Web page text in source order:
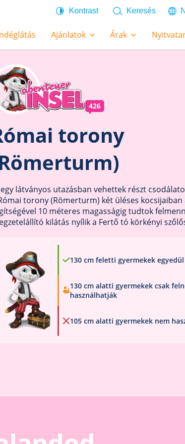
Kontrast Keresés
Ajánlatok Árak
426
torony
látványos utazásban vehettek részt
torony (Römerturm) két üléses kocsijaiban
10 méteres magasságig tudtok
kilátás nyílik a Fertő tó körkényi
130 cm feletti gyermekek
130 cm alatti gyermekek csak
használhatják
105 cm alatti gyermekek nem